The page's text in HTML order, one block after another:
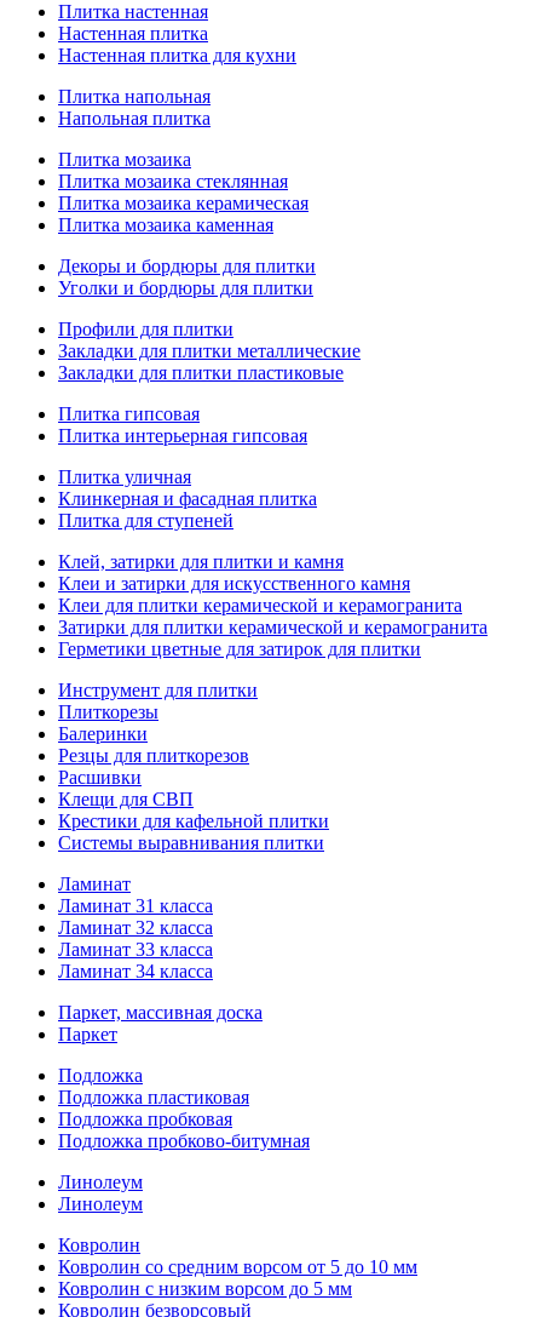
Плитка настенная
Настенная плитка
Настенная плитка для кухни
Плитка напольная
Напольная плитка
Плитка мозаика
Плитка мозаика стеклянная
Плитка мозаика керамическая
Плитка мозаика каменная
Декоры и бордюры для плитки
Уголки и бордюры для плитки
Профили для плитки
Закладки для плитки металлические
Закладки для плитки пластиковые
Плитка гипсовая
Плитка интерьерная гипсовая
Плитка уличная
Клинкерная и фасадная плитка
Плитка для ступеней
Клей, затирки для плитки и камня
Клеи и затирки для искусственного камня
Клеи для плитки керамической и керамогранита
Затирки для плитки керамической и керамогранита
Герметики цветные для затирок для плитки
Инструмент для плитки
Плиткорезы
Балеринки
Резцы для плиткорезов
Расшивки
Клещи для СВП
Крестики для кафельной плитки
Системы выравнивания плитки
Ламинат
Ламинат 31 класса
Ламинат 32 класса
Ламинат 33 класса
Ламинат 34 класса
Паркет, массивная доска
Паркет
Подложка
Подложка пластиковая
Подложка пробковая
Подложка пробково-битумная
Линолеум
Линолеум
Ковролин
Ковролин со средним ворсом от 5 до 10 мм
Ковролин с низким ворсом до 5 мм
Ковролин безворсовый